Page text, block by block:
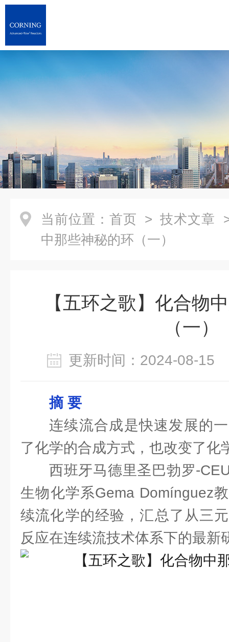
当前位置： 首页 > 技术文章
中那些神秘的环（一）
【五环之歌】化合物
（一）
更新时间：2024-08-
摘 要
连续流合成是快速发展的
了化学的合成方式，也改变了化
西班牙马德里圣巴勃罗-
生物化学系Gema Domínguez
续流化学的经验，汇总了从三
反应在连续流技术体系下的最新